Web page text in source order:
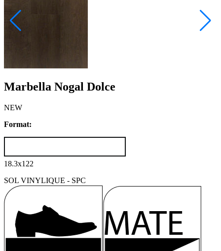
Marbella Nogal Dolce
NEW
Format:
18.3x122
SOL VINYLIQUE - SPC